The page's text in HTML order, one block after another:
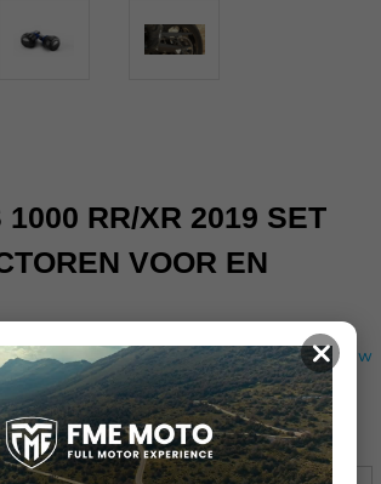
1000 RR/XR 2019 SET
VOOR EN
(1 review) Schrijf een review
in te vullen ter controle of dit product
(17 karakters):
×